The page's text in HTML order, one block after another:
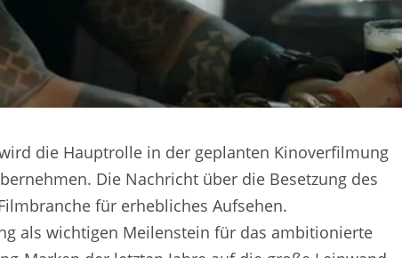
die Hauptrolle in der geplanten Kinoverfilmung
Die Nachricht über die Besetzung des
für erhebliches Aufsehen.
als wichtigen Meilenstein für das ambitionierte